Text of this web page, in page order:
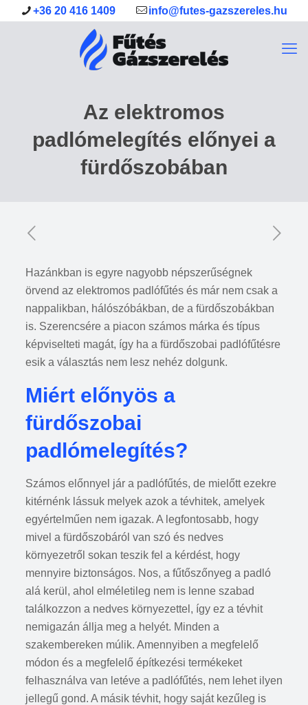
+36 20 416 1409 info@futes-gazszereles.hu
Az elektromos
padlómelegítés előnyei a
fürdőszobában
Hazánkban is egyre nagyobb népszerűségnek
örvend az elektromos padlófűtés és már nem csak a
nappalikban, hálószóbákban, de a fürdőszobákban
is. Szerencsére a piacon számos márka és típus
képviselteti magát, így ha a fürdőszobai padlófűtésre
esik a választás nem lesz nehéz dolgunk.
Miért előnyös a
fürdőszobai
padlómelegítés?
Számos előnnyel jár a padlófűtés, de mielőtt ezekre
kitérnénk lássuk melyek azok a tévhitek, amelyek
egyértelműen nem igazak. A legfontosabb, hogy
mivel a fürdőszobáról van szó és nedves
környezetről sokan teszik fel a kérdést, hogy
mennyire biztonságos. Nos, a fűtőszőnyeg a padló
alá kerül, ahol elméletileg nem is lenne szabad
találkozzon a nedves környezettel, így ez a tévhit
nemigazán állja meg a helyét. Minden a
szakembereken múlik. Amennyiben a megfelelő
módon és a megfelelő építkezési termékeket
felhasználva van letéve a padlófűtés, nem lehet ilyen
jellegű gond. A másik tévhit, hogy saját kezűleg is